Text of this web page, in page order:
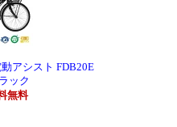
アシスト FDB20E
ック
無料